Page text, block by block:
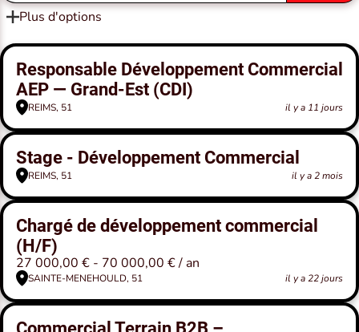
Plus d'options
Responsable Développement Commercial
AEP — Grand-Est (CDI)
REIMS, 51 il y a 11 jours
Stage - Développement Commercial
REIMS, 51 il y a 2 mois
Chargé de développement commercial
(H/F)
27 000,00 € - 70 000,00 € / an
SAINTE-MENEHOULD, 51 il y a 22 jours